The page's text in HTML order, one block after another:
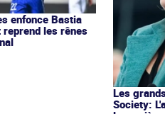
enfonce Bastia
reprend les rênes
Les
Society: